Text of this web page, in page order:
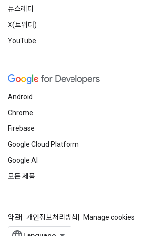
뉴스레터
X(트위터)
YouTube
Android
Chrome
Firebase
Google Cloud Platform
Google AI
모든 제품
약관 개인정보처리방침 Manage cookies